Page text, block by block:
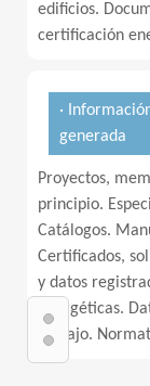
edificios.
certificación
·
generada
Proyectos,
principio.
Catálogos.
Certificados,
y datos
energéticas.
trabajo.